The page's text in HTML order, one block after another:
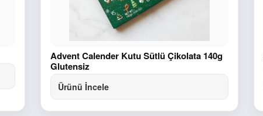
Advent Calender Kutu Sütlü Çikolata 140g
Glutensiz
Ürünü İncele